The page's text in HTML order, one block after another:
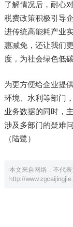
了解情况后，耐心
税费政策积极引导
进传统高能耗产业
惠减免，还让我们
度，为社会绿色低
为更方便给企业提
环境、水利等部门
业务数据的同时，
涉及多部门的疑难
（陆鹭）
本文来自网络，不代
http://